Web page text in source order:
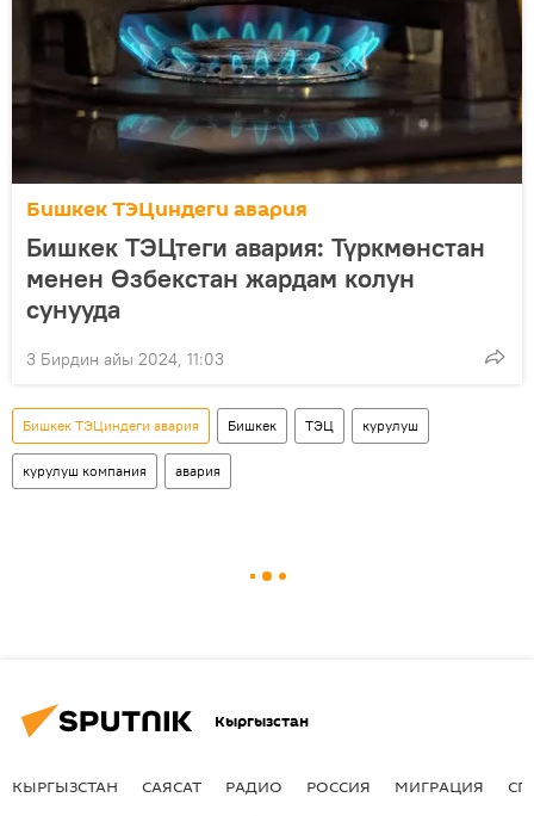
Бишкек ТЭЦиндеги авария
Бишкек ТЭЦтеги авария: Түркмөнстан
менен Өзбекстан жардам колун
сунууда
3 Бирдин айы 2024, 11:03
Бишкек ТЭЦиндеги авария Бишкек ТЭЦ курулуш
курулуш компания авария
Кыргызстан
КЫРГЫЗСТАН САЯСАТ РАДИО РОССИЯ МИГРАЦИЯ